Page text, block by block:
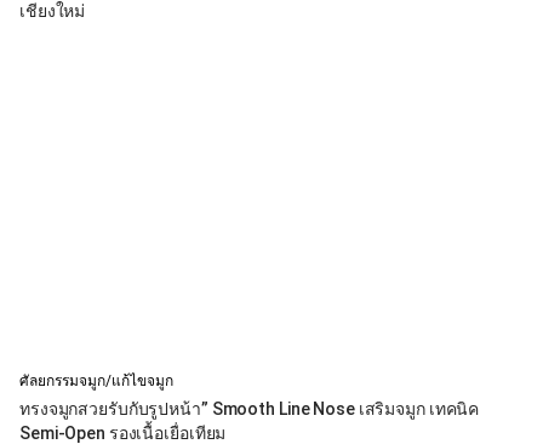
เชียงใหม่
ศัลยกรรมจมูก/แก้ไขจมูก
ทรงจมูกสวยรับกับรูปหน้า” Smooth Line Nose เสริมจมูก เทคนิค
Semi-Open รองเนื้อเยื่อเทียม